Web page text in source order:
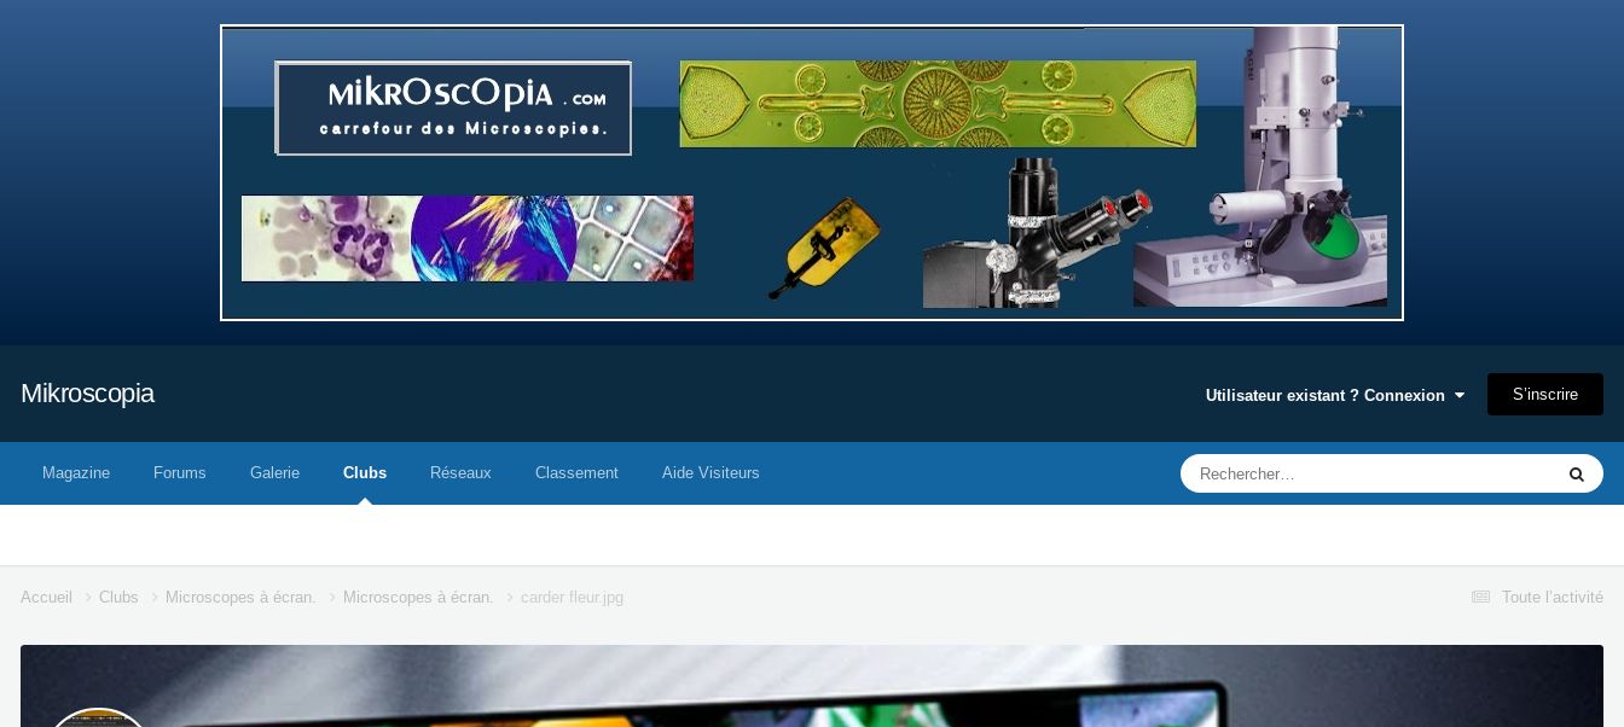
Mikroscopia Utilisateur existant ? Connexion S’inscrire
Magazine Forums Galerie Clubs Réseaux Classement Aide Visiteurs
Toute l’activité
Accueil Clubs Microscopes à écran. Microscopes à écran. carder fleur.jpg